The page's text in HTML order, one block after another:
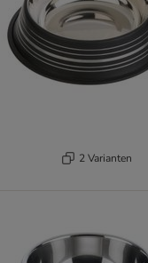
2 Varianten